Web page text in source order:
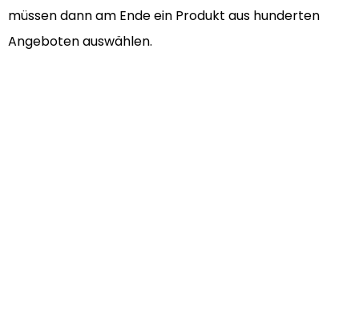
müssen dann am Ende ein Produkt aus hunderten
Angeboten auswählen.